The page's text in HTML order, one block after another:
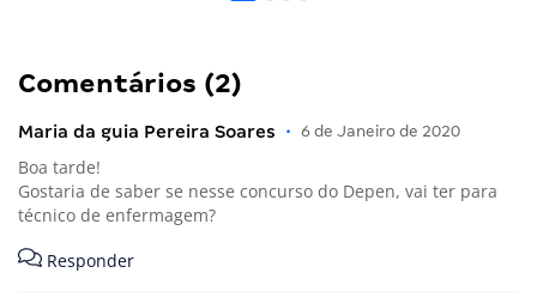
Comentários (2)
Maria da guia Pereira Soares • 6 de Janeiro de 2020
Boa tarde!
Gostaria de saber se nesse concurso do Depen, vai ter para
técnico de enfermagem?
Responder